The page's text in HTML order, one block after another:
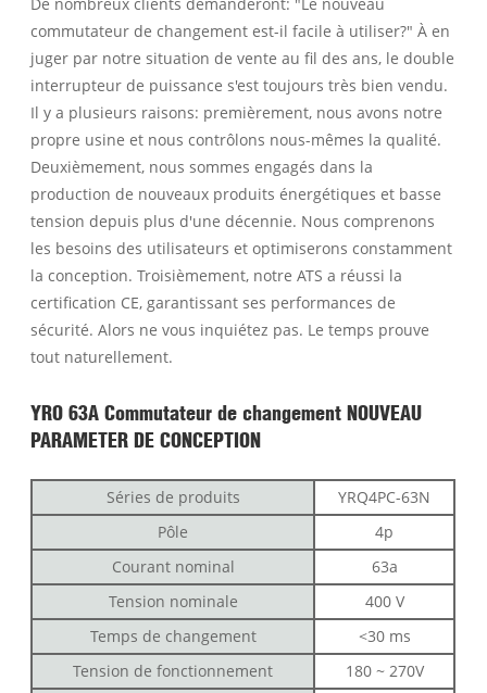
commutateur de changement est-il facile à utiliser?" À en
juger par notre situation de vente au fil des ans, le double
interrupteur de puissance s'est toujours très bien vendu.
Il y a plusieurs raisons: premièrement, nous avons notre
propre usine et nous contrôlons nous-mêmes la qualité.
Deuxièmement, nous sommes engagés dans la
production de nouveaux produits énergétiques et basse
tension depuis plus d'une décennie. Nous comprenons
les besoins des utilisateurs et optimiserons constamment
la conception. Troisièmement, notre ATS a réussi la
certification CE, garantissant ses performances de
sécurité. Alors ne vous inquiétez pas. Le temps prouve
tout naturellement.
YRO 63A Commutateur de changement NOUVEAU
PARAMETER DE CONCEPTION
Séries de produits
YRQ4PC-63N
Pôle
4p
Courant nominal
63a
Tension nominale
400 V
Temps de changement
<30 ms
Tension de fonctionnement
180 ~ 270V